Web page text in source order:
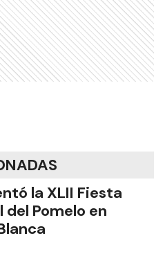
la XLII Fiesta
del Pomelo en